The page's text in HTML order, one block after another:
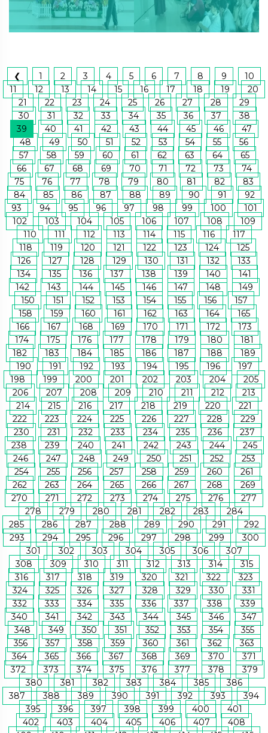
❮ 1 2 3 4 5 6 7 8 9
10
11
12 13 14 15 16 17 18 19
20
21
22 23 24 25 26 27 28
29
30
31 32 33 34 35 36 37
38
39
40 41 42 43 44 45 46
47
48
49 50 51 52 53 54 55
56
57
58 59 60 61 62 63 64
65
66
67 68 69 70 71 72 73
74
75
76 77 78 79 80 81 82
83
84
85 86 87 88 89 90 91
92
93
94 95 96 97 98 99 100
101
102
103 104 105 106 107 108
109
110
111 112 113 114 115 116
117
118
119 120 121 122 123 124
125
126
127 128 129 130 131 132
133
134
135 136 137 138 139 140
141
142
143 144 145 146 147 148
149
150
151 152 153 154 155 156
157
158
159 160 161 162 163 164
165
166
167 168 169 170 171 172
173
174
175 176 177 178 179 180
181
182
183 184 185 186 187 188
189
190
191 192 193 194 195 196
197
198
199 200 201 202 203 204
205
206
207 208 209 210 211 212
213
214
215 216 217 218 219 220
221
222
223 224 225 226 227 228
229
230
231 232 233 234 235 236
237
238
239 240 241 242 243 244
245
246
247 248 249 250 251 252
253
254
255 256 257 258 259 260
261
262
263 264 265 266 267 268
269
270
271 272 273 274 275 276
277
278
279 280 281 282 283
284
285
286 287 288 289 290 291
292
293
294 295 296 297 298 299
300
301
302 303 304 305 306
307
308
309 310 311 312 313 314
315
316
317 318 319 320 321 322
323
324
325 326 327 328 329 330
331
332
333 334 335 336 337 338
339
340
341 342 343 344 345 346
347
348
349 350 351 352 353 354
355
356
357 358 359 360 361 362
363
364
365 366 367 368 369 370
371
372
373 374 375 376 377 378
379
380
381 382 383 384 385
386
387
388 389 390 391 392 393
394
395
396 397 398 399 400
401
402
403 404 405 406 407
408